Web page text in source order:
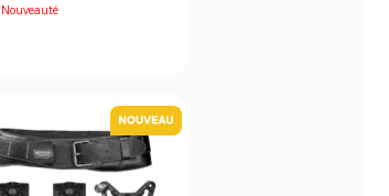
Nouveauté